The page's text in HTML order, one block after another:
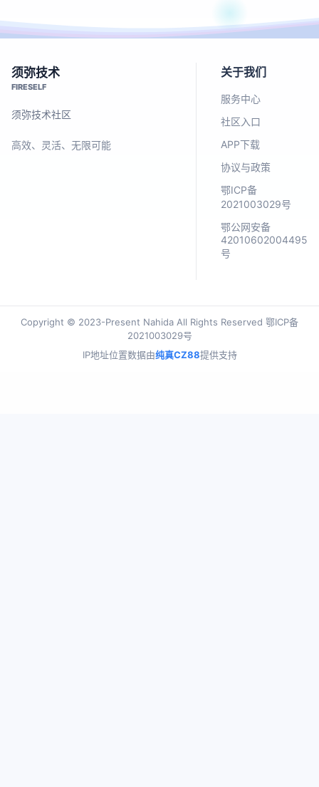
须弥技术
FIRESELF
须弥技术社区
高效、灵活、无限可能
关于我们
服务中心
社区入口
APP下载
协议与政策
鄂ICP备
2021003029号
鄂公网安备
42010602004495
号
Copyright © 2023-Present Nahida All Rights Reserved 鄂ICP备
2021003029号
IP地址位置数据由纯真CZ88提供支持